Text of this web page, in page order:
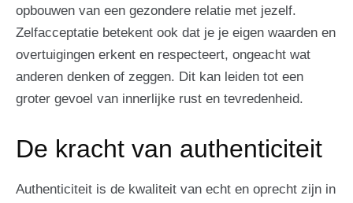
opbouwen van een gezondere relatie met jezelf.
Zelfacceptatie betekent ook dat je je eigen waarden en
overtuigingen erkent en respecteert, ongeacht wat
anderen denken of zeggen. Dit kan leiden tot een
groter gevoel van innerlijke rust en tevredenheid.
De kracht van authenticiteit
Authenticiteit is de kwaliteit van echt en oprecht zijn in